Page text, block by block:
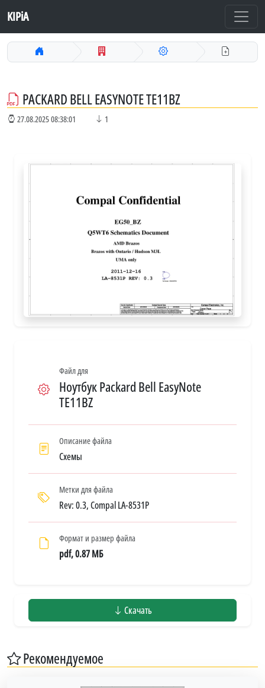
KIPiA
PACKARD BELL EASYNOTE TE11BZ
27.08.2025 08:38:01 1
Файл для
Ноутбук Packard Bell EasyNote
TE11BZ
Описание файла
Схемы
Метки для файла
Rev: 0.3, Compal LA-8531P
Формат и размер файла
pdf, 0.87 МБ
Скачать
Рекомендуемое